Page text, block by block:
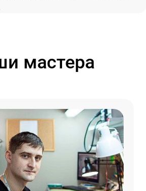
мастера